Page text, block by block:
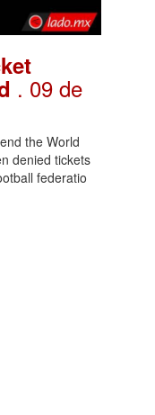
. 09 de
the World
denied tickets
federatio